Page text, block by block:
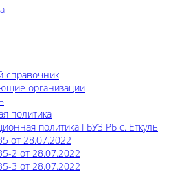
справочник
организации
политика
политика ГБУЗ РБ с. Еткуль
от 28.07.2022
2 от 28.07.2022
3 от 28.07.2022